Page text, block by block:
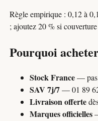
Règle empirique : 0,12 à
; ajoutez 20 % si
Pourquoi
Stock France— pas
SAV 7j/7— 01 89
Livraison offerte
Marques officielles